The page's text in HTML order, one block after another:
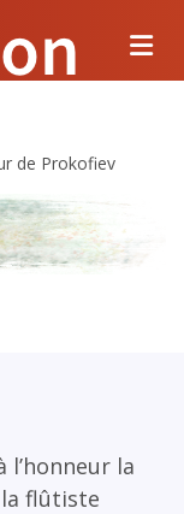
de Prokofiev
la
flûtiste